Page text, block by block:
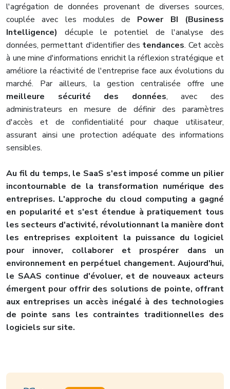
l'agrégation de données provenant de diverses sources,
couplée avec les modules de Power BI (Business
Intelligence) décuple le potentiel de l'analyse des
données, permettant d'identifier des tendances. Cet accès
à une mine d'informations enrichit la réflexion stratégique et
améliore la réactivité de l'entreprise face aux évolutions du
marché. Par ailleurs, la gestion centralisée offre une
meilleure sécurité des données, avec des
administrateurs en mesure de définir des paramètres
d'accès et de confidentialité pour chaque utilisateur,
assurant ainsi une protection adéquate des informations
sensibles.
Au fil du temps, le SaaS s'est imposé comme un pilier
incontournable de la transformation numérique des
entreprises. L'approche du cloud computing a gagné
en popularité et s'est étendue à pratiquement tous
les secteurs d'activité, révolutionnant la manière dont
les entreprises exploitent la puissance du logiciel
pour innover, collaborer et prospérer dans un
environnement en perpétuel changement. Aujourd'hui,
le SAAS continue d'évoluer, et de nouveaux acteurs
émergent pour offrir des solutions de pointe, offrant
aux entreprises un accès inégalé à des technologies
de pointe sans les contraintes traditionnelles des
logiciels sur site.